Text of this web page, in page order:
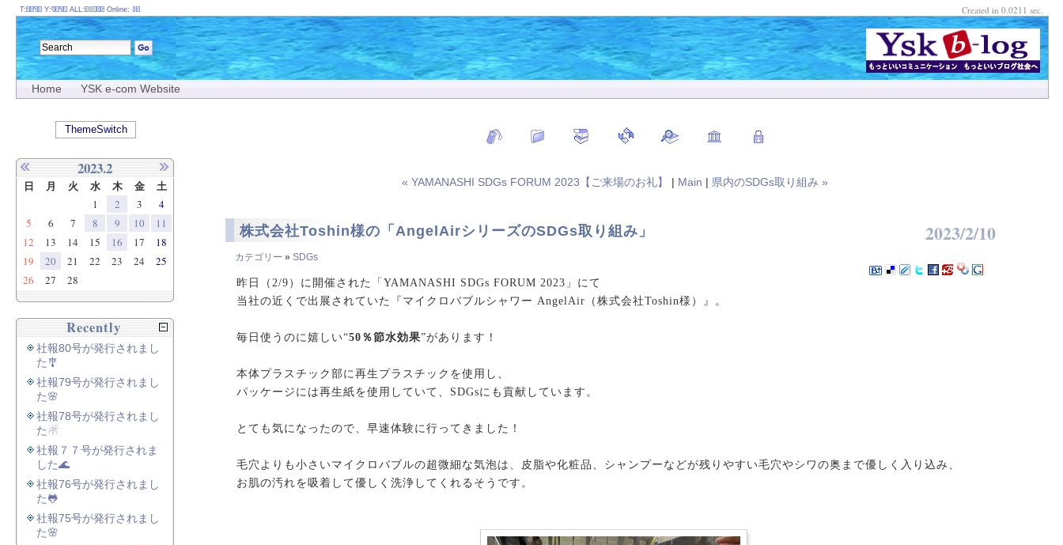
Home YSK e-com Website
« YAMANASHI SDGs FORUM 2023【ご来場のお礼】 | Main | 県内のSDGs取り組み »
株式会社Toshin様の「AngelAirシリーズのSDGs取り組み」 2023/2/10
カテゴリー » SDGs
昨日（2/9）に開催された「YAMANASHI SDGs FORUM 2023」にて
当社の近くで出展されていた『マイクロバブルシャワー AngelAir（株式会社Toshin様）』。
毎日使うのに嬉しい“50％節水効果”があります！
本体プラスチック部に再生プラスチックを使用し、
パッケージには再生紙を使用していて、SDGsにも貢献しています。
とても気になったので、早速体験に行ってきました！
毛穴よりも小さいマイクロバブルの超微細な気泡は、皮脂や化粧品、シャンプーなどが残りやすい毛穴やシワの奥まで優しく入り込み、
お肌の汚れを吸着して優しく洗浄してくれるそうです。
T: Y: ALL: Online:
ThemeSwitch
Created in 0.0211 sec.
2023.2
日 月 火 水 木 金 土
1 2 3
4
5
6 7 8 9 10
11
12
13 14 15 16 17
18
19
20 21 22 23 24
25
26
27 28
Recently
社報80号が発行されまし
た🎐
社報79号が発行されまし
た🌸
社報78号が発行されまし
た☃
社報７７号が発行されま
した🌊
社報76号が発行されまし
た🐸
社報75号が発行されまし
た🌸